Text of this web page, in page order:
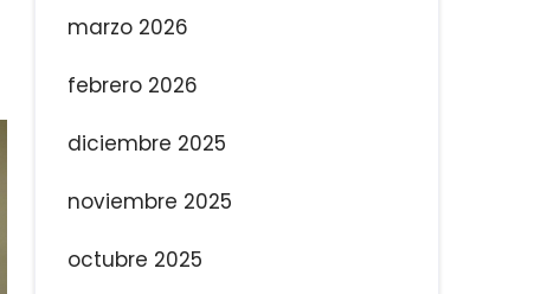
marzo 2026
febrero 2026
diciembre 2025
noviembre 2025
octubre 2025